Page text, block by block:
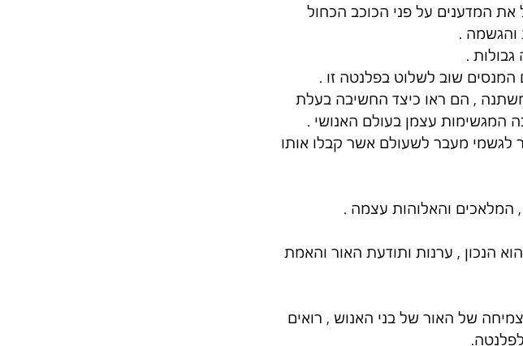
המדענים על פני הכוכב הכחול
והגשמה .
.
שוב לשלוט בפלנטה זו .
, הם ראו כיצד החשיבה בעלת
המגשימות עצמן בעולם האנושי .
לגשמי מעבר לשעולם אשר קבלו אותו
והאלוהות עצמה .
הנכון , ערנות ותודעת האור והאמת
של האור של בני האנוש , רואים